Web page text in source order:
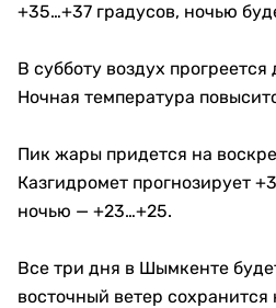
+35…+37 градусов, ночью
В субботу воздух
Ночная температура
Пик жары придется на
Казгидромет прогнозирует
ночью — +23…+25.
Все три дня в Шымкенте
восточный ветер сохранится